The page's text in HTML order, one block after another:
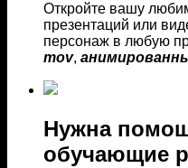
Откройте вашу
презентаций или
персонаж в любую
mov,
Нужна
обучающие